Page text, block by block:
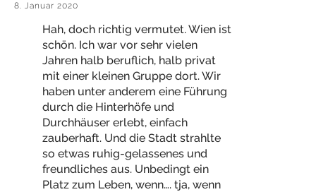
8. Januar 2020
Hah, doch richtig vermutet. Wien ist
schön. Ich war vor sehr vielen
Jahren halb beruflich, halb privat
mit einer kleinen Gruppe dort. Wir
haben unter anderem eine Führung
durch die Hinterhöfe und
Durchhäuser erlebt, einfach
zauberhaft. Und die Stadt strahlte
so etwas ruhig-gelassenes und
freundliches aus. Unbedingt ein
Platz zum Leben, wenn…. tja, wenn